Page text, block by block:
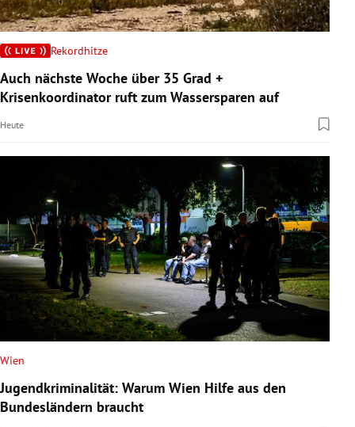
Rekordhitze
Auch nächste Woche über 35 Grad +
Krisenkoordinator ruft zum Wassersparen auf
Heute
Wien
Jugendkriminalität: Warum Wien Hilfe aus den
Bundesländern braucht